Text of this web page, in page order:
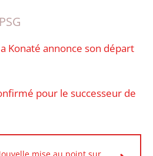
Konaté annonce son départ
pour le successeur de